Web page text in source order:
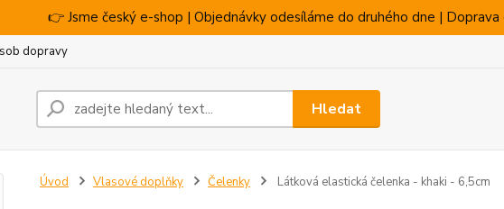
👉 Jsme český e-shop | Objednávky odesíláme do druhého dne | Doprava
dopravy
Hledat
Úvod Vlasové doplňky Čelenky Látková elastická čelenka - khaki - 6,5cm